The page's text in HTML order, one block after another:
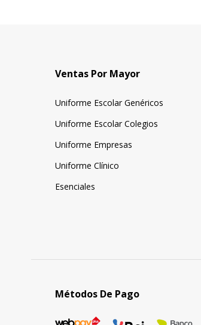
Ventas Por Mayor
Uniforme Escolar Genéricos
Uniforme Escolar Colegios
Uniforme Empresas
Uniforme Clínico
Esenciales
Métodos De Pago